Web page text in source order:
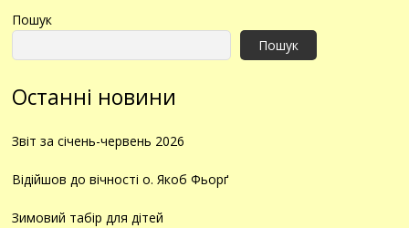
Пошук
Пошук
Останні новини
Звіт за січень-червень 2026
Відійшов до вічності о. Якоб Фьорґ
Зимовий табір для дітей